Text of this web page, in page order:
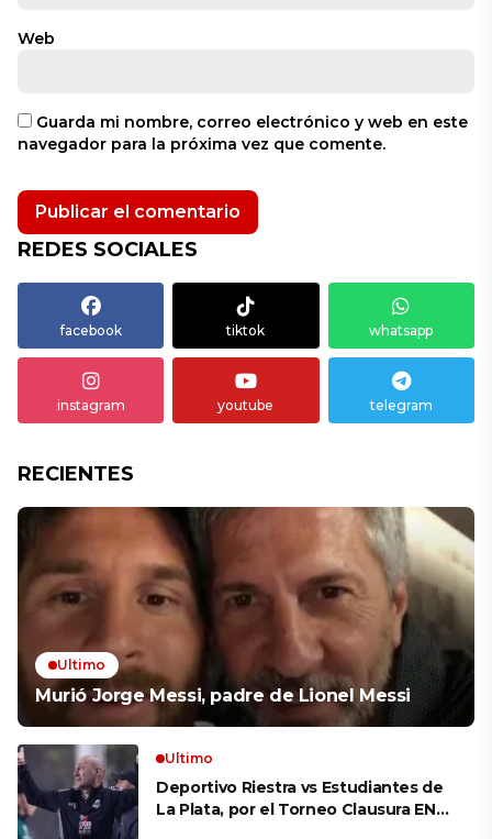
Web
Guarda mi nombre, correo electrónico y web en este
navegador para la próxima vez que comente.
REDES SOCIALES
facebook tiktok whatsapp
instagram youtube telegram
RECIENTES
Ultimo
Murió Jorge Messi, padre de Lionel Messi
Ultimo
Deportivo Riestra vs Estudiantes de
La Plata, por el Torneo Clausura EN